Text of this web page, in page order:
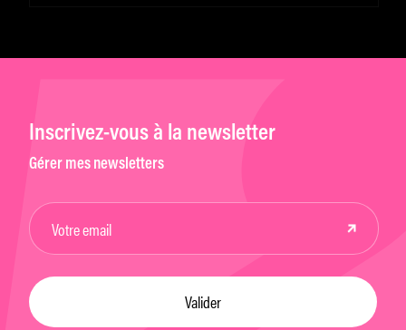
Inscrivez-vous à la newsletter
Gérer mes newsletters